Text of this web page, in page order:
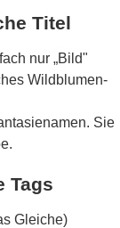
Titel
nur „Bild"
Wildblumen-
Sie
Tags
Gleiche)